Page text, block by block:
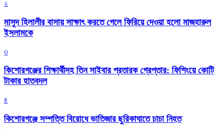
২
মাসুদ হিলালীর বাসায় সাক্ষাৎ করতে গেলে ফিরিয়ে দেওয়া হলো মাজহারুল
ইসলামকে
৩
কিশোরগঞ্জের শিক্ষার্থীসহ তিন সাইবার প্রতারক গ্রেপ্তার: ফিশিংয়ে কোটি
টাকার হাতবদল
৪
কিশোরগঞ্জে সম্পত্তি বিরোধে ভাতিজার ছুরিকাঘাতে চাচা নিহত